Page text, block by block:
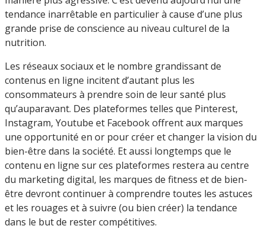
tendance inarrêtable en particulier à cause d’une plus
grande prise de conscience au niveau culturel de la
nutrition.
Les réseaux sociaux et le nombre grandissant de
contenus en ligne incitent d’autant plus les
consommateurs à prendre soin de leur santé plus
qu’auparavant. Des plateformes telles que Pinterest,
Instagram, Youtube et Facebook offrent aux marques
une opportunité en or pour créer et changer la vision du
bien-être dans la société. Et aussi longtemps que le
contenu en ligne sur ces plateformes restera au centre
du marketing digital, les marques de fitness et de bien-
être devront continuer à comprendre toutes les astuces
et les rouages et à suivre (ou bien créer) la tendance
dans le but de rester compétitives.